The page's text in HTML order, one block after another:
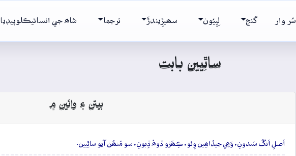
سُر وار گنج لِپِيُون سھيڙِيندڙَ ترجما شاھ جي انسائيڪلوپيڊيا
ساٿِيين بابت
بيتن ۽ وائين ۾
اَصلِ اَنگُ سَندونِ، وَھِي جيڏاھِين وِئو، ڪِھَڙو ڏوھُ ڏِبونِ، سو مُنھُن آيو ساٿِيين.